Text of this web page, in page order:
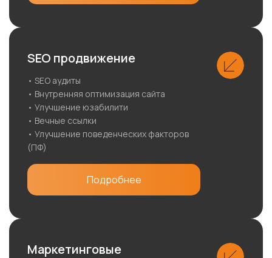
SEO продвижение
• SEO аудиты
• Внутренняя оптимизация сайта
• Улучшение юзабилити
• Вечные ссылки
• Улучшение поведенческих факторов
(ПФ)
Подробнее
Маркетинговые